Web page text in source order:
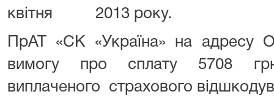
квітня 2013 року.
ПрАТ «СК «Україна» на адресу
вимогу про сплату 5708
виплаченого страхового